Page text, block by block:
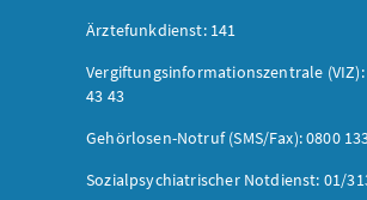
Ärztefunkdienst: 141
Vergiftungsinformationszentrale (VIZ):
43 43
Gehörlosen-Notruf (SMS/Fax): 0800
Sozialpsychiatrischer Notdienst: 01/